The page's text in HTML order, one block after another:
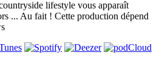
lifestyle vous apparaît
... Au fait ! Cette production dépend